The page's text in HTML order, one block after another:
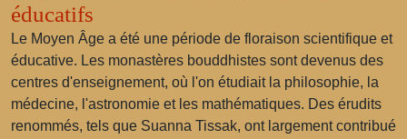
éducatifs
Le Moyen Âge a été une période de floraison scientifique et
éducative. Les monastères bouddhistes sont devenus des
centres d'enseignement, où l'on étudiait la philosophie, la
médecine, l'astronomie et les mathématiques. Des érudits
renommés, tels que Suanna Tissak, ont largement contribué